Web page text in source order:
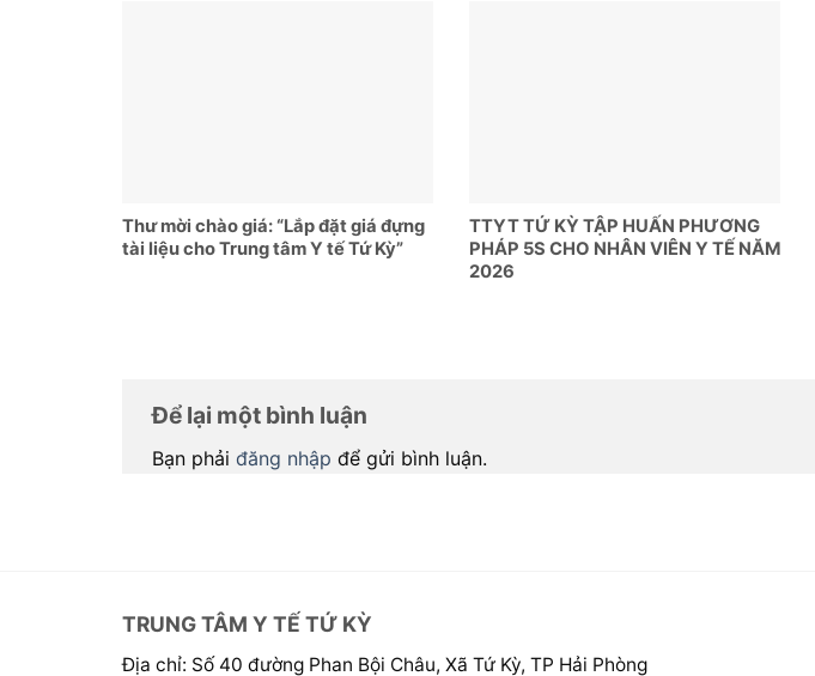
Thư mời chào giá: “Lắp đặt giá đựng
tài liệu cho Trung tâm Y tế Tứ Kỳ”
TTYT TỨ KỲ TẬP HUẤN PHƯƠNG
PHÁP 5S CHO NHÂN VIÊN Y TẾ NĂM
2026
Để lại một bình luận
Bạn phải đăng nhập để gửi bình luận.
TRUNG TÂM Y TẾ TỨ KỲ
Địa chỉ: Số 40 đường Phan Bội Châu, Xã Tứ Kỳ, TP Hải Phòng